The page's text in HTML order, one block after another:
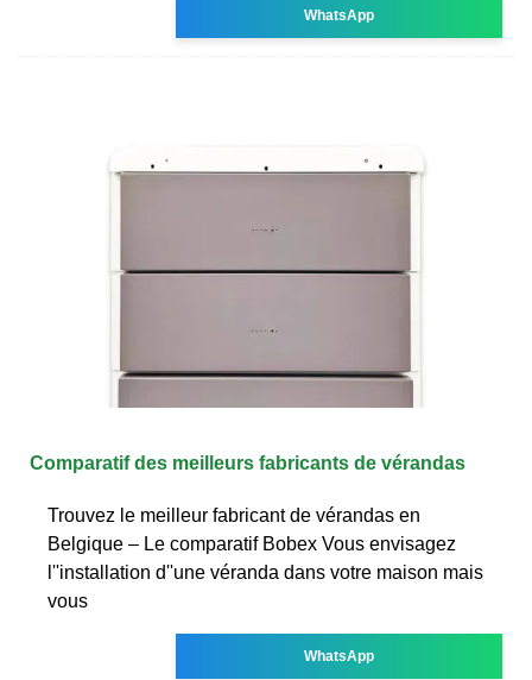
WhatsApp
Comparatif des meilleurs fabricants de vérandas
Trouvez le meilleur fabricant de vérandas en
Belgique – Le comparatif Bobex Vous envisagez
l''installation d''une véranda dans votre maison mais
vous
WhatsApp